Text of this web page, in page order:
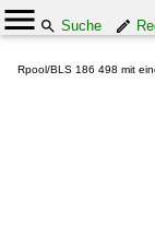
Suche
Rpool/BLS 186 498 mit